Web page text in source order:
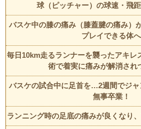
球（ピッチャー）の球速・飛
バスケ中の膝の痛み（膝蓋腱の痛み）
プレイできる体へ
毎日10km走るランナーを襲ったアキ
術で着実に痛みが解消され
バスケの試合中に足首を…2週間でジ
無事卒業！
ランニング時の足底の痛みが良くなり